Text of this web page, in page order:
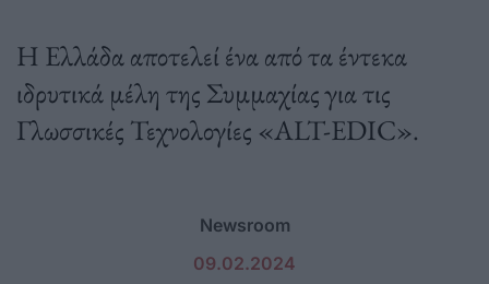
Η Ελλάδα αποτελεί ένα από τα έντεκα
ιδρυτικά μέλη της Συμμαχίας για τις
Γλωσσικές Τεχνολογίες «ALT-EDIC».
Newsroom
09.02.2024